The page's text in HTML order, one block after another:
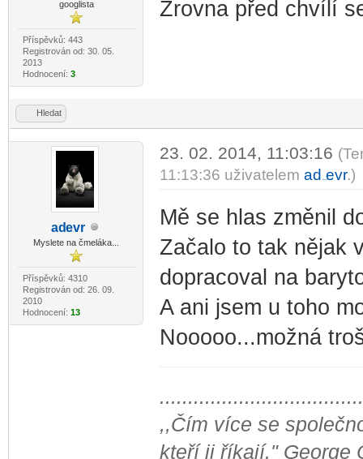
googlista
Příspěvků: 443
Registrován od: 30. 05.
2013
Hodnocení: 3
Zrovna před chvílí
Hledat
adevr
Myslete na čmeláka...
Příspěvků: 4310
Registrován od: 26. 09.
2010
Hodnocení: 13
23. 02. 2014, 11:03:16
11:13:36 uživatelem ad evr.)
Mě se hlas změnil
Začalo to tak nějak
dopracoval na
A ani jsem u toho
Nooooo...možná
,,Čím více se
kteří ji říkají." George